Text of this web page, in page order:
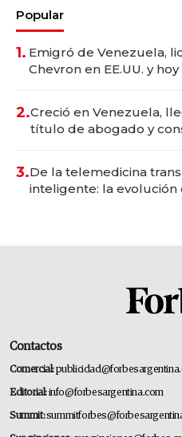
Popular
1. Emigró de Venezuela,
Chevron en EE.UU. y
2.Creció en Venezuela,
título de abogado y
3.De la telemedicina
inteligente: la evolución
Contactos
Comercial:
Editorial:info@forbesargentina.com
Summit: